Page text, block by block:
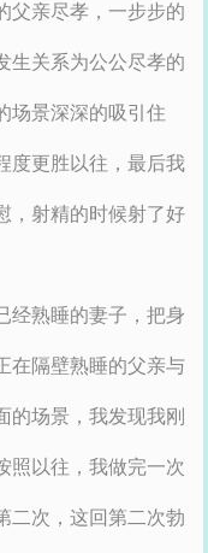
父亲尽孝，一步步的
生关系为公公尽孝的
场景深深的吸引住
度更胜以往，最后我
，射精的时候射了好
经熟睡的妻子，把身
在隔壁熟睡的父亲与
的场景，我发现我刚
照以往，我做完一次
二次，这回第二次勃